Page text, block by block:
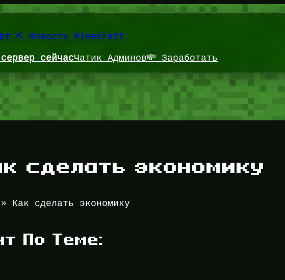
⛏️ Новости Minecraft
сейчасЧатик Админов💸 Заработать
сделать экономику
» Как сделать экономику
По Теме: